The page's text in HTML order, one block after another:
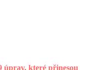
úprav, které přinesou